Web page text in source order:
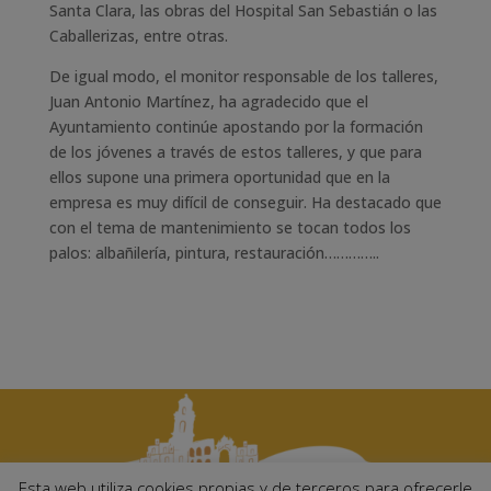
Santa Clara, las obras del Hospital San Sebastián o las
Caballerizas, entre otras.
De igual modo, el monitor responsable de los talleres,
Juan Antonio Martínez, ha agradecido que el
Ayuntamiento continúe apostando por la formación
de los jóvenes a través de estos talleres, y que para
ellos supone una primera oportunidad que en la
empresa es muy difícil de conseguir. Ha destacado que
con el tema de mantenimiento se tocan todos los
palos: albañilería, pintura, restauración…………..